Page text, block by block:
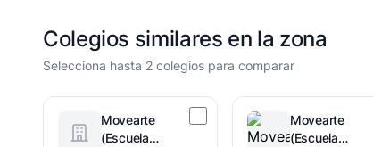
Colegios similares en la zona
Selecciona hasta 2 colegios para comparar
Movearte
(Escuela
Movearte
(Escuela